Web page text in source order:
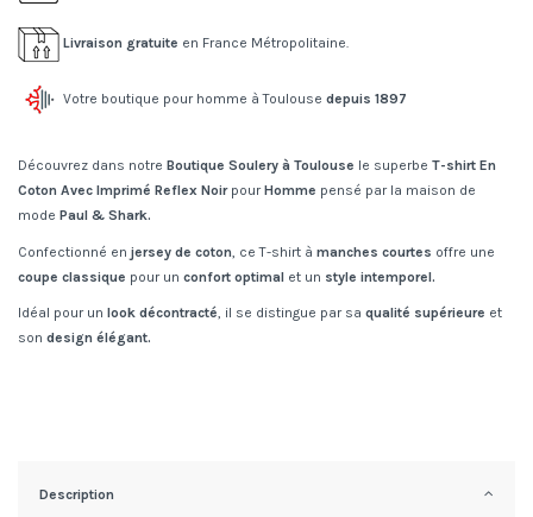
Livraison gratuite en France Métropolitaine.
Votre boutique pour homme à Toulouse depuis 1897
Découvrez dans notre Boutique Soulery à Toulouse le superbe T-shirt En
Coton Avec Imprimé Reflex Noir pourHomme pensé par la maison de
mode Paul & Shark.
Confectionné en jersey de coton, ce T-shirt à manches courtes offre une
coupe classique pour un confort optimal et un style intemporel.
Idéal pour un look décontracté, il se distingue par sa qualité supérieure et
son design élégant.
Description